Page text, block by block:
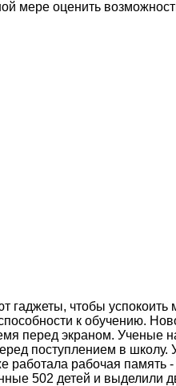
мере оценить
гаджеты, чтобы
к обучению.
перед экраном. Ученые
поступлением в школу.
работала рабочая память -
502 детей и выделили